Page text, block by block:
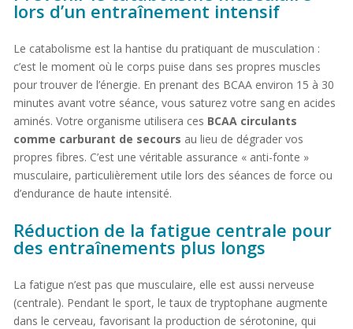
lors d’un entraînement intensif
Le catabolisme est la hantise du pratiquant de musculation :
c’est le moment où le corps puise dans ses propres muscles
pour trouver de l’énergie. En prenant des BCAA environ 15 à 30
minutes avant votre séance, vous saturez votre sang en acides
aminés. Votre organisme utilisera ces BCAA circulants
comme carburant de secours au lieu de dégrader vos
propres fibres. C’est une véritable assurance « anti-fonte »
musculaire, particulièrement utile lors des séances de force ou
d’endurance de haute intensité.
Réduction de la fatigue centrale pour
des entraînements plus longs
La fatigue n’est pas que musculaire, elle est aussi nerveuse
(centrale). Pendant le sport, le taux de tryptophane augmente
dans le cerveau, favorisant la production de sérotonine, qui